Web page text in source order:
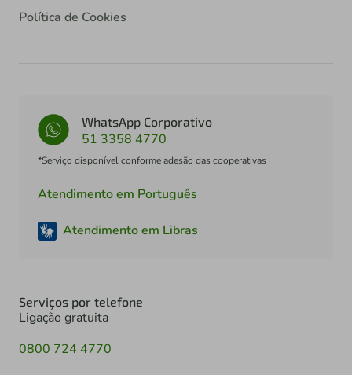
Política de Cookies
WhatsApp Corporativo
51 3358 4770
*Serviço disponível conforme adesão das cooperativas
Atendimento em Português
Atendimento em Libras
Serviços por telefone
Ligação gratuita
0800 724 4770